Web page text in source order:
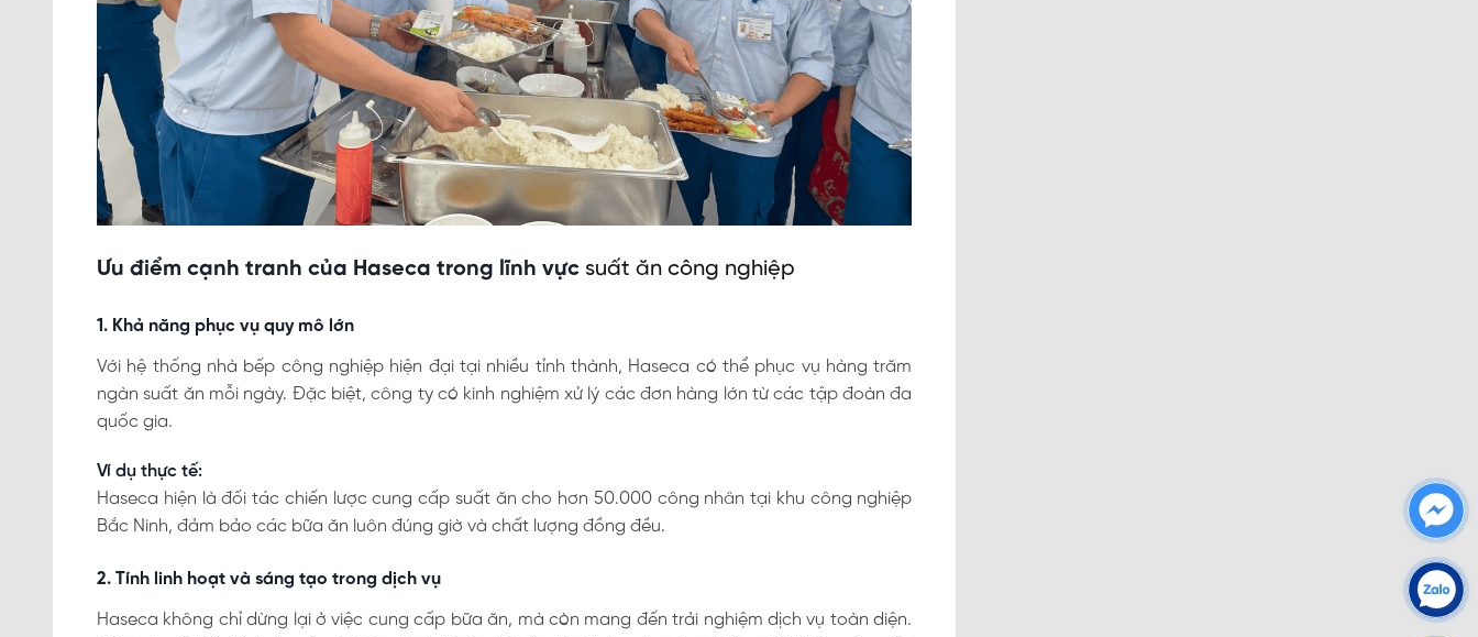
Ưu điểm cạnh tranh của Haseca trong lĩnh vực suất ăn công nghiệp
1. Khả năng phục vụ quy mô lớn
Với hệ thống nhà bếp công nghiệp hiện đại tại nhiều tỉnh thành, Haseca có thể phục vụ hàng trăm
ngàn suất ăn mỗi ngày. Đặc biệt, công ty có kinh nghiệm xử lý các đơn hàng lớn từ các tập đoàn đa
quốc gia.
Ví dụ thực tế:
Haseca hiện là đối tác chiến lược cung cấp suất ăn cho hơn 50.000 công nhân tại khu công nghiệp
Bắc Ninh, đảm bảo các bữa ăn luôn đúng giờ và chất lượng đồng đều.
2. Tính linh hoạt và sáng tạo trong dịch vụ
Haseca không chỉ dừng lại ở việc cung cấp bữa ăn, mà còn mang đến trải nghiệm dịch vụ toàn diện.